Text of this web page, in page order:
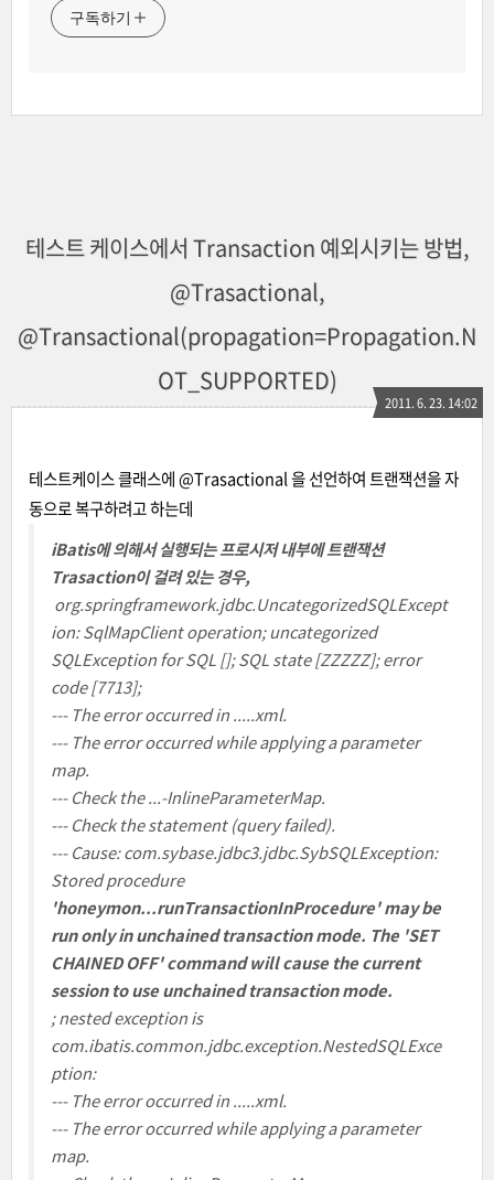
구독하기
테스트 케이스에서 Transaction 예외시키는 방법,
@Trasactional,
@Transactional(propagation=Propagation.N
OT_SUPPORTED)
2011. 6. 23. 14:02
테스트케이스 클래스에 @Trasactional 을 선언하여 트랜잭션을 자
동으로 복구하려고 하는데
iBatis에 의해서 실행되는 프로시저 내부에 트랜잭션
Trasaction이 걸려 있는 경우,
org.springframework.jdbc.UncategorizedSQLExcept
ion: SqlMapClient operation; uncategorized
SQLException for SQL []; SQL state [ZZZZZ]; error
code [7713];
--- The error occurred in .....xml.
--- The error occurred while applying a parameter
map.
--- Check the ...-InlineParameterMap.
--- Check the statement (query failed).
--- Cause: com.sybase.jdbc3.jdbc.SybSQLException:
Stored procedure
'honeymon...runTransactionInProcedure' may be
run only in unchained transaction mode. The 'SET
CHAINED OFF' command will cause the current
session to use unchained transaction mode.
; nested exception is
com.ibatis.common.jdbc.exception.NestedSQLExce
ption:
--- The error occurred in .....xml.
--- The error occurred while applying a parameter
map.